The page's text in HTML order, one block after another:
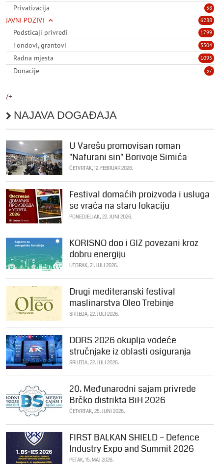
38
Privatizacija
6288
JAVNI POZIVI
1799
Podsticaji privredi
3504
Fondovi, grantovi
1095
Radna mjesta
37
Donacije
/+
NAJAVA DOGAĐAJA
U Varešu promovisan roman
"Nafurani sin" Borivoje Simića
ČETVRTAK, 12. FEBRUAR 2026.
Festival domaćih proizvoda i usluga
se vraća na staru lokaciju
PONEDJELJAK, 22. JUNI 2026.
KORISNO doo i GIZ povezani kroz
dobru energiju
UTORAK, 21. JULI 2026.
Drugi mediteranski festival
maslinarstva Oleo Trebinje
SRIJEDA, 22. JULI 2026.
DORS 2026 okuplja vodeće
stručnjake iz oblasti osiguranja
SRIJEDA, 22. JULI 2026.
20. Međunarodni sajam privrede
Brčko distrikta BiH 2026
ČETVRTAK, 25. JUNI 2026.
FIRST BALKAN SHIELD – Defence
Industry Expo and Summit 2026
PETAK, 15. MAJ 2026.